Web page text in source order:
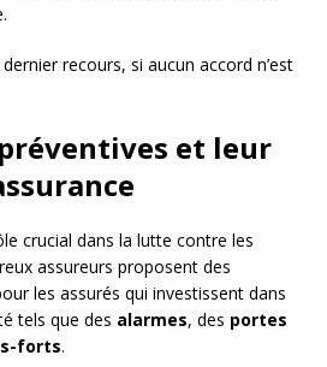
recours, si aucun accord n’est
et leur
crucial dans la lutte contre les
assureurs proposent des
les assurés qui investissent dans
tels que des alarmes, des portes
forts.